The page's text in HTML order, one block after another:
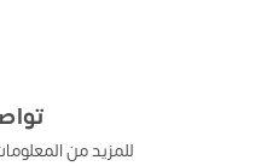
للمزيد من